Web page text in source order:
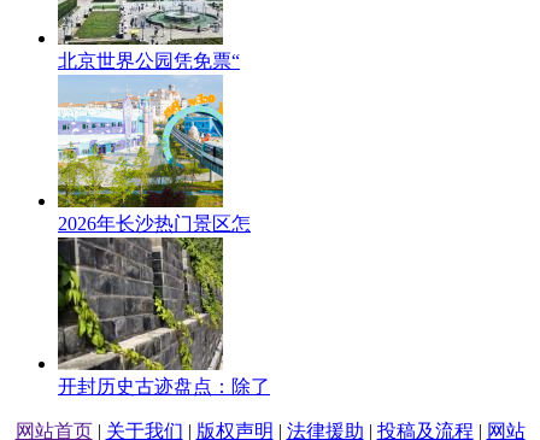
北京世界公园凭免票“
2026年长沙热门景区怎
开封历史古迹盘点：除了
网站首页| 关于我们 | 版权声明 | 法律援助 | 投稿及流程 | 网站